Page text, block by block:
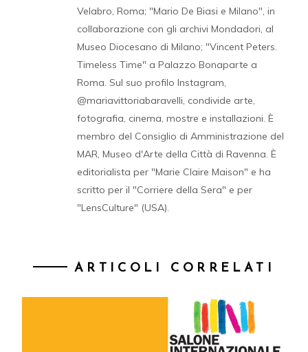
Velabro, Roma; "Mario De Biasi e Milano", in
collaborazione con gli archivi Mondadori, al
Museo Diocesano di Milano; "Vincent Peters.
Timeless Time" a Palazzo Bonaparte a
Roma. Sul suo profilo Instagram,
@mariavittoriabaravelli, condivide arte,
fotografia, cinema, mostre e installazioni. È
membro del Consiglio di Amministrazione del
MAR, Museo d'Arte della Città di Ravenna. È
editorialista per "Marie Claire Maison" e ha
scritto per il "Corriere della Sera" e per
"LensCulture" (USA).
ARTICOLI CORRELATI